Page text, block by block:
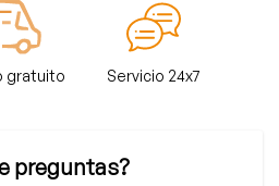
gratuito Servicio 24x7
preguntas?